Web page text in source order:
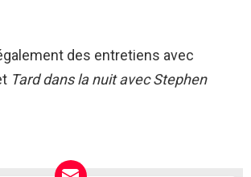
des entretiens avec
Tard dans la nuit avec Stephen